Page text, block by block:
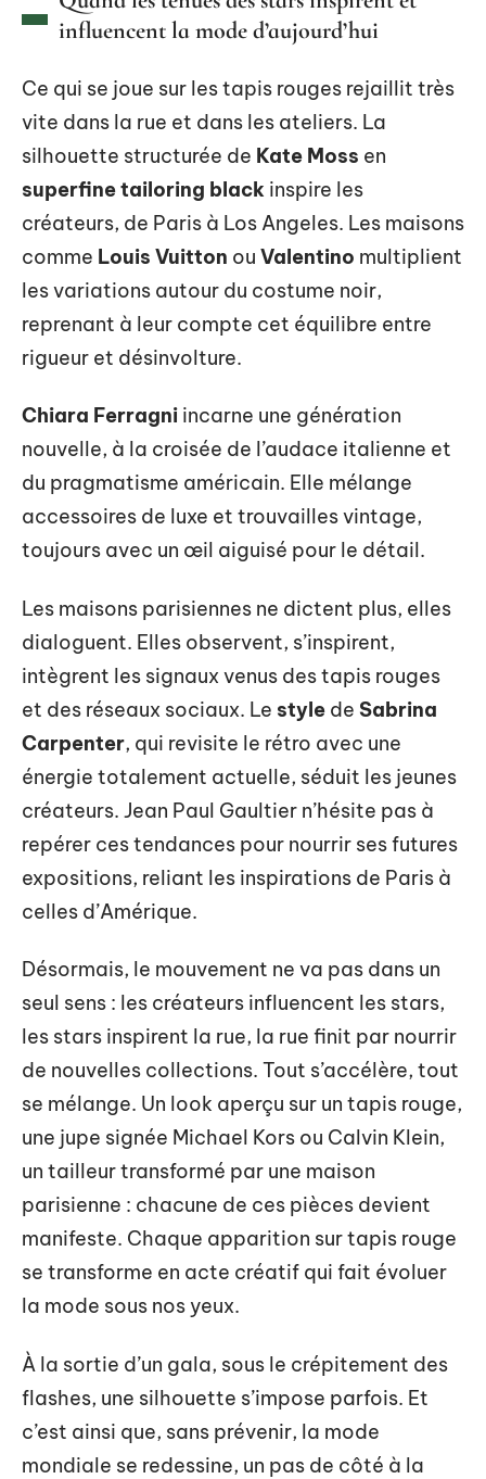
influencent la mode d’aujourd’hui
Ce qui se joue sur les tapis rouges rejaillit très
vite dans la rue et dans les ateliers. La
silhouette structurée de Kate Moss en
superfine tailoring black inspire les
créateurs, de Paris à Los Angeles. Les maisons
comme Louis Vuitton ou Valentino multiplient
les variations autour du costume noir,
reprenant à leur compte cet équilibre entre
rigueur et désinvolture.
Chiara Ferragni incarne une génération
nouvelle, à la croisée de l’audace italienne et
du pragmatisme américain. Elle mélange
accessoires de luxe et trouvailles vintage,
toujours avec un œil aiguisé pour le détail.
Les maisons parisiennes ne dictent plus, elles
dialoguent. Elles observent, s’inspirent,
intègrent les signaux venus des tapis rouges
et des réseaux sociaux. Le style de Sabrina
Carpenter, qui revisite le rétro avec une
énergie totalement actuelle, séduit les jeunes
créateurs. Jean Paul Gaultier n’hésite pas à
repérer ces tendances pour nourrir ses futures
expositions, reliant les inspirations de Paris à
celles d’Amérique.
Désormais, le mouvement ne va pas dans un
seul sens : les créateurs influencent les stars,
les stars inspirent la rue, la rue finit par nourrir
de nouvelles collections. Tout s’accélère, tout
se mélange. Un look aperçu sur un tapis rouge,
une jupe signée Michael Kors ou Calvin Klein,
un tailleur transformé par une maison
parisienne : chacune de ces pièces devient
manifeste. Chaque apparition sur tapis rouge
se transforme en acte créatif qui fait évoluer
la mode sous nos yeux.
À la sortie d’un gala, sous le crépitement des
flashes, une silhouette s’impose parfois. Et
c’est ainsi que, sans prévenir, la mode
mondiale se redessine, un pas de côté à la